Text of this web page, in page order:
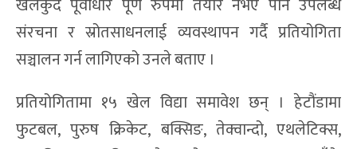
खेलकुद पूर्वाधार पूर्ण रुपमा तयार नभए पनि उपलब्ध
संरचना र स्रोतसाधनलाई व्यवस्थापन गर्दै प्रतियोगिता
सञ्चालन गर्न लागिएको उनले बताए ।
प्रतियोगितामा १५ खेल विद्या समावेश छन् । हेटौंडामा
फुटबल, पुरुष क्रिकेट, बक्सिङ, तेक्वान्दो, एथलेटिक्स,